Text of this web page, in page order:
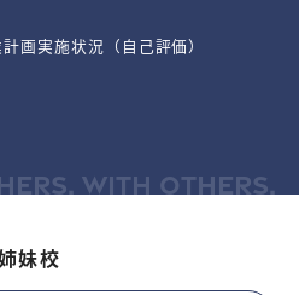
画実施状況（自己評価）
WITH OTHERS.
妹校